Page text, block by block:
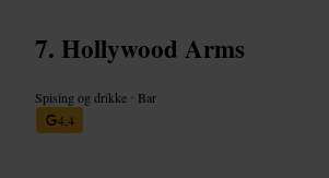
Hollywood Arms
Spising og drikke • Bar
4,4